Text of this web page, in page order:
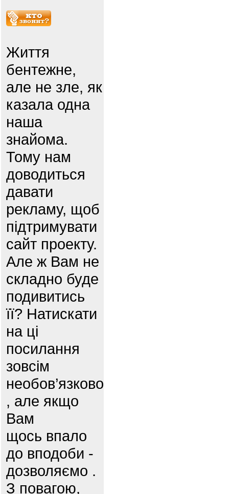
Життя
бентежне,
але не зле, як
казала одна
наша
знайома.
Тому нам
доводиться
давати
рекламу, щоб
підтримувати
сайт проекту.
Але ж Вам не
складно буде
подивитись
її? Натискати
на ці
посилання
зовсім
необов’язково
, але якщо
Вам
щось впало
до вподоби -
дозволяємо .
З повагою,